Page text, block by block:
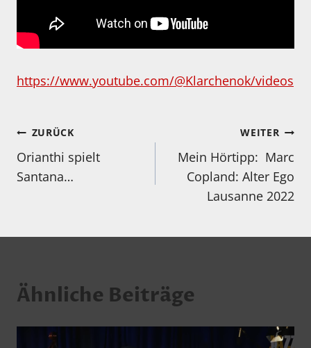
https://www.youtube.com/@Klarchenok/videos
Beitragsnavigation
ZURÜCK
Orianthi spielt
Santana…
WEITER
Mein Hörtipp: Marc
Copland: Alter Ego
Lausanne 2022
Ähnliche Beiträge